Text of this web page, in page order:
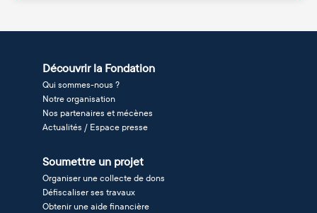
Découvrir la Fondation
Qui sommes-nous ?
Notre organisation
Nos partenaires et mécènes
Actualités / Espace presse
Soumettre un projet
Organiser une collecte de dons
Défiscaliser ses travaux
Obtenir une aide financière